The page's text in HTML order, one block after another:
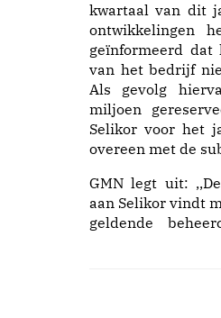
kwartaal van dit
ontwikkelingen
geïnformeerd
van het bedrijf
Als gevolg
miljoen
Selikor voor het
overeen met de
GMN legt uit:
aan Selikor vindt
geldende